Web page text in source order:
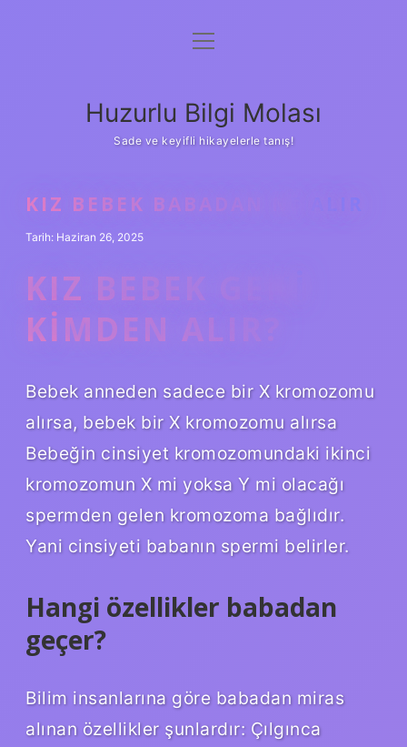
Anasayfa
Yasal Uyarı
menüyü
Huzurlu Bilgi Molası
Sade ve keyifli hikayelerle tanış!
KIZ BEBEK BABADAN NE ALIR
Tarih: Haziran 26, 2025
KIZ BEBEK GENI
KIMDEN ALIR?
Bebek anneden sadece bir X kromozomu
alırsa, bebek bir X kromozomu alırsa
Bebeğin cinsiyet kromozomundaki ikinci
kromozomun X mi yoksa Y mi olacağı
spermden gelen kromozoma bağlıdır.
Yani cinsiyeti babanın spermi belirler.
Hangi özellikler babadan
geçer?
Bilim insanlarına göre babadan miras
alınan özellikler şunlardır: Çılgınca